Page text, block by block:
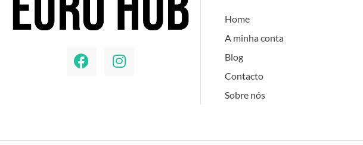
Home
A minha conta
Blog
Contacto
Sobre nós